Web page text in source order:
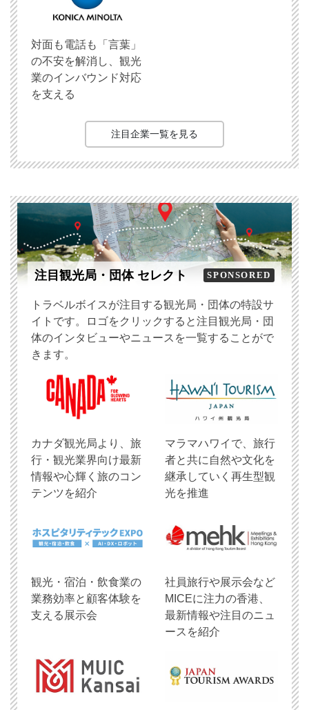
対面も電話も「言葉」
の不安を解消し、観光
業のインバウンド対応
を支える
注目企業一覧を見る
注目観光局・団体 セレクト SPONSORED
トラベルボイスが注目する観光局・団体の特設サ
イトです。ロゴをクリックすると注目観光局・団
体のインタビューやニュースを一覧することがで
きます。
​カナダ観光局より、旅
行・観光業界向け最新
情報や心輝く旅のコン
テンツを紹介
マラマハワイで、旅行
者と共に自然や文化を
継承していく再生型観
光を推進
観光・宿泊・飲食業の
業務効率と顧客体験を
支える展示会
社員旅行や展示会など
MICEに注力の香港、
最新情報や注目のニュ
ースを紹介